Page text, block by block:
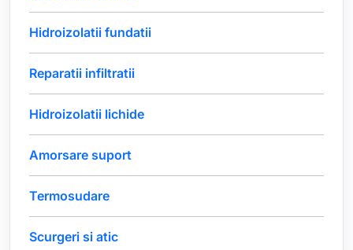
Hidroizolatii fundatii
Reparatii infiltratii
Hidroizolatii lichide
Amorsare suport
Termosudare
Scurgeri si atic